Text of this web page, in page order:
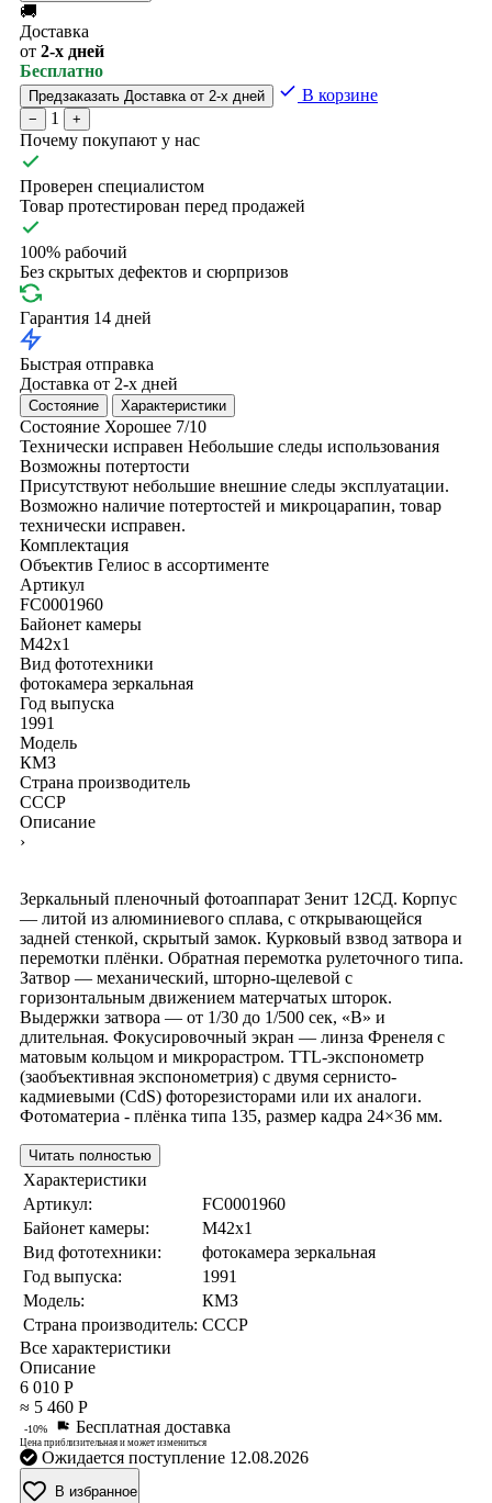
🚚
Доставка
от 2-х дней
Бесплатно
Предзаказать Доставка от 2-х дней В корзине
− 1 +
Почему покупают у нас
Проверен специалистом
Товар протестирован перед продажей
100% рабочий
Без скрытых дефектов и сюрпризов
Гарантия 14 дней
Быстрая отправка
Доставка от 2-х дней
Состояние Характеристики
Состояние Хорошее 7/10
Технически исправен Небольшие следы использования
Возможны потертости
Присутствуют небольшие внешние следы эксплуатации.
Возможно наличие потертостей и микроцарапин, товар
технически исправен.
Комплектация
Объектив Гелиос в ассортименте
Артикул
FC0001960
Байонет камеры
M42x1
Вид фототехники
фотокамера зеркальная
Год выпуска
1991
Модель
КМЗ
Страна производитель
СССР
Описание
›
Зеркальный пленочный фотоаппарат Зенит 12СД. Корпус
— литой из алюминиевого сплава, с открывающейся
задней стенкой, скрытый замок. Курковый взвод затвора и
перемотки плёнки. Обратная перемотка рулеточного типа.
Затвор — механический, шторно-щелевой с
горизонтальным движением матерчатых шторок.
Выдержки затвора — от 1/30 до 1/500 сек, «B» и
длительная. Фокусировочный экран — линза Френеля с
матовым кольцом и микрорастром. TTL-экспонометр
(заобъективная экспонометрия) с двумя сернисто-
кадмиевыми (CdS) фоторезисторами или их аналоги.
Фотоматериа - плёнка типа 135, размер кадра 24×36 мм.
Читать полностью
Характеристики
Артикул:
FC0001960
Байонет камеры:
M42x1
Вид фототехники:
фотокамера зеркальная
Год выпуска:
1991
Модель:
КМЗ
Страна производитель: СССР
Все характеристики
Описание
6 010 Р
≈ 5 460 Р
-10% Бесплатная доставка
Цена приблизительная и может измениться
Ожидается поступление 12.08.2026
В избранное